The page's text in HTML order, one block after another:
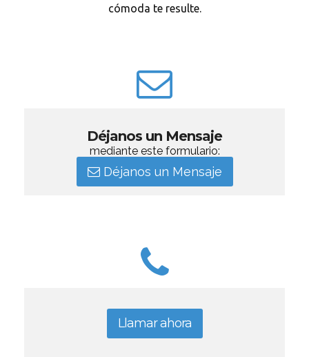
cómoda te resulte.
Déjanos un Mensaje
mediante este formulario:
Déjanos un Mensaje
Llamar ahora